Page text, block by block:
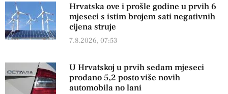
Hrvatska ove i prošle godine u prvih 6
mjeseci s istim brojem sati negativnih
cijena struje
7.8.2026, 07:53
U Hrvatskoj u prvih sedam mjeseci
prodano 5,2 posto više novih
automobila no lani